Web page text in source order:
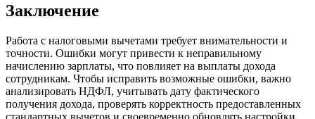
Заключение
Работа с налоговыми вычетами требует внимательности и
точности. Ошибки могут привести к неправильному
начислению зарплаты, что повлияет на выплаты дохода
сотрудникам. Чтобы исправить возможные ошибки, важно
анализировать НДФЛ, учитывать дату фактического
получения дохода, проверять корректность предоставленных
стандартных вычетов и своевременно обновлять настройки.